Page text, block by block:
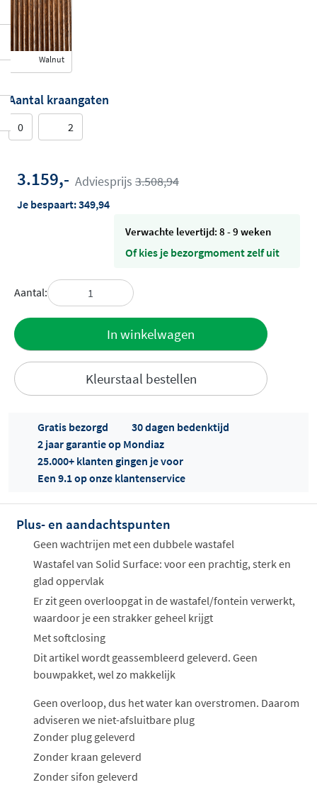
Walnut
Aantal kraangaten
0 2
3.159,- Adviesprijs 3.508,94
Je bespaart:349,94
Verwachte levertijd: 8 - 9 weken
Of kies je bezorgmoment zelf uit
Aantal:
In winkelwagen
Kleurstaal bestellen
Offertes
Gratis bezorgd
30 dagen bedenktijd
2 jaar garantie op Mondiaz
25.000+ klanten gingen je voor
Een 9.1 op onze klantenservice
Plus- en aandachtspunten
Geen wachtrijen met een dubbele wastafel
Wastafel van Solid Surface: voor een prachtig, sterk en
glad oppervlak
Er zit geen overloopgat in de wastafel/fontein verwerkt,
waardoor je een strakker geheel krijgt
Met softclosing
Dit artikel wordt geassembleerd geleverd. Geen
bouwpakket, wel zo makkelijk
Geen overloop, dus het water kan overstromen. Daarom
adviseren we niet-afsluitbare plug
Zonder plug geleverd
Zonder kraan geleverd
Zonder sifon geleverd